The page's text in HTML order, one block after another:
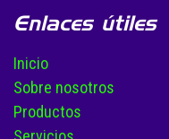
Enlaces útiles
Inicio
Sobre nosotros
Productos